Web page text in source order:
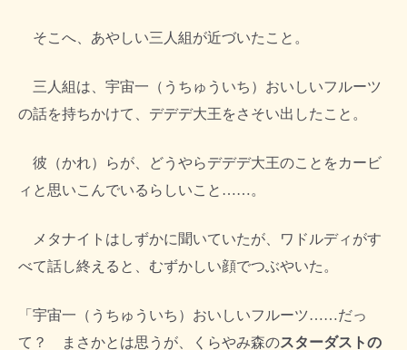
そこへ、あやしい三人組が近づいたこと。
三人組は、宇宙一（うちゅういち）おいしいフルーツ
の話を持ちかけて、デデデ大王をさそい出したこと。
彼（かれ）らが、どうやらデデデ大王のことをカービ
ィと思いこんでいるらしいこと……。
メタナイトはしずかに聞いていたが、ワドルディがす
べて話し終えると、むずかしい顔でつぶやいた。
「宇宙一（うちゅういち）おいしいフルーツ……だっ
て？ まさかとは思うが、くらやみ森のスターダストの